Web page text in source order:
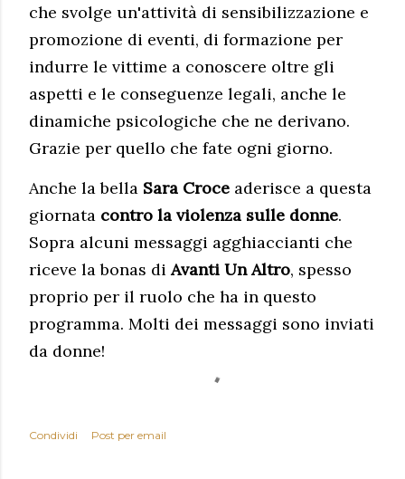
che svolge un'attività di sensibilizzazione e
promozione di eventi, di formazione per
indurre le vittime a conoscere oltre gli
aspetti e le conseguenze legali, anche le
dinamiche psicologiche che ne derivano.
Grazie per quello che fate ogni giorno.
Anche la bella Sara Croce aderisce a questa
giornata contro la violenza sulle donne.
Sopra alcuni messaggi agghiaccianti che
riceve la bonas diAvanti Un Altro, spesso
proprio per il ruolo che ha in questo
programma. Molti dei messaggi sono inviati
da donne!
Condividi Post per email